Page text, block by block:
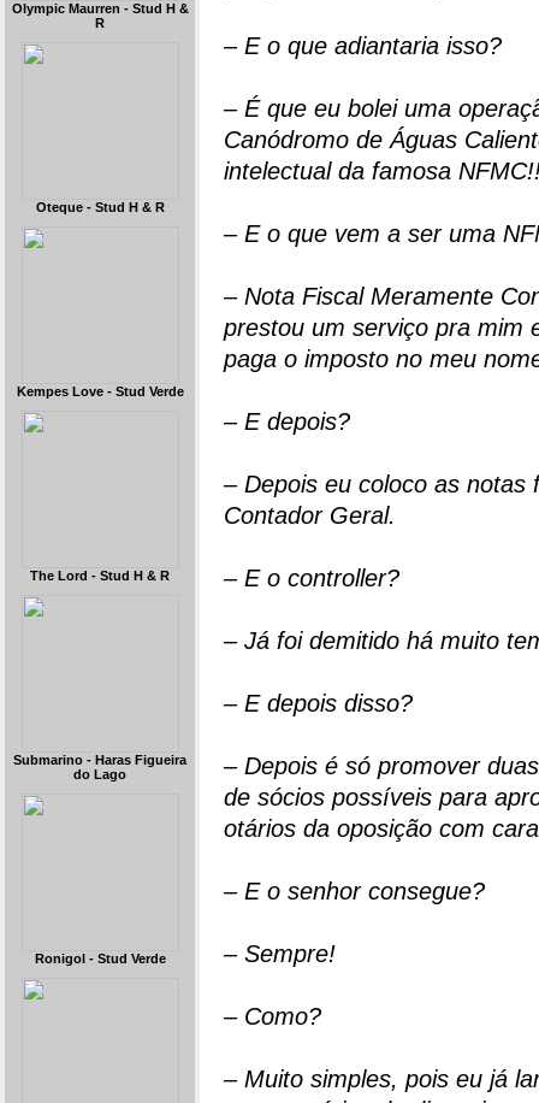
Olympic Maurren - Stud H &
R
Oteque - Stud H & R
Kempes Love - Stud Verde
The Lord - Stud H & R
Submarino - Haras Figueira
do Lago
Ronigol - Stud Verde
– E o que adiantaria isso?
– É que eu bolei uma
Canódromo de Águas
intelectual da famosa
– E o que vem a ser uma
– Nota Fiscal Meramente
prestou um serviço pra mim
paga o imposto no meu
– E depois?
– Depois eu coloco as notas
Contador Geral.
– E o controller?
– Já foi demitido há muito
– E depois disso?
– Depois é só promover
de sócios possíveis para
otários da oposição com
– E o senhor consegue?
– Sempre!
– Como?
– Muito simples, pois eu já